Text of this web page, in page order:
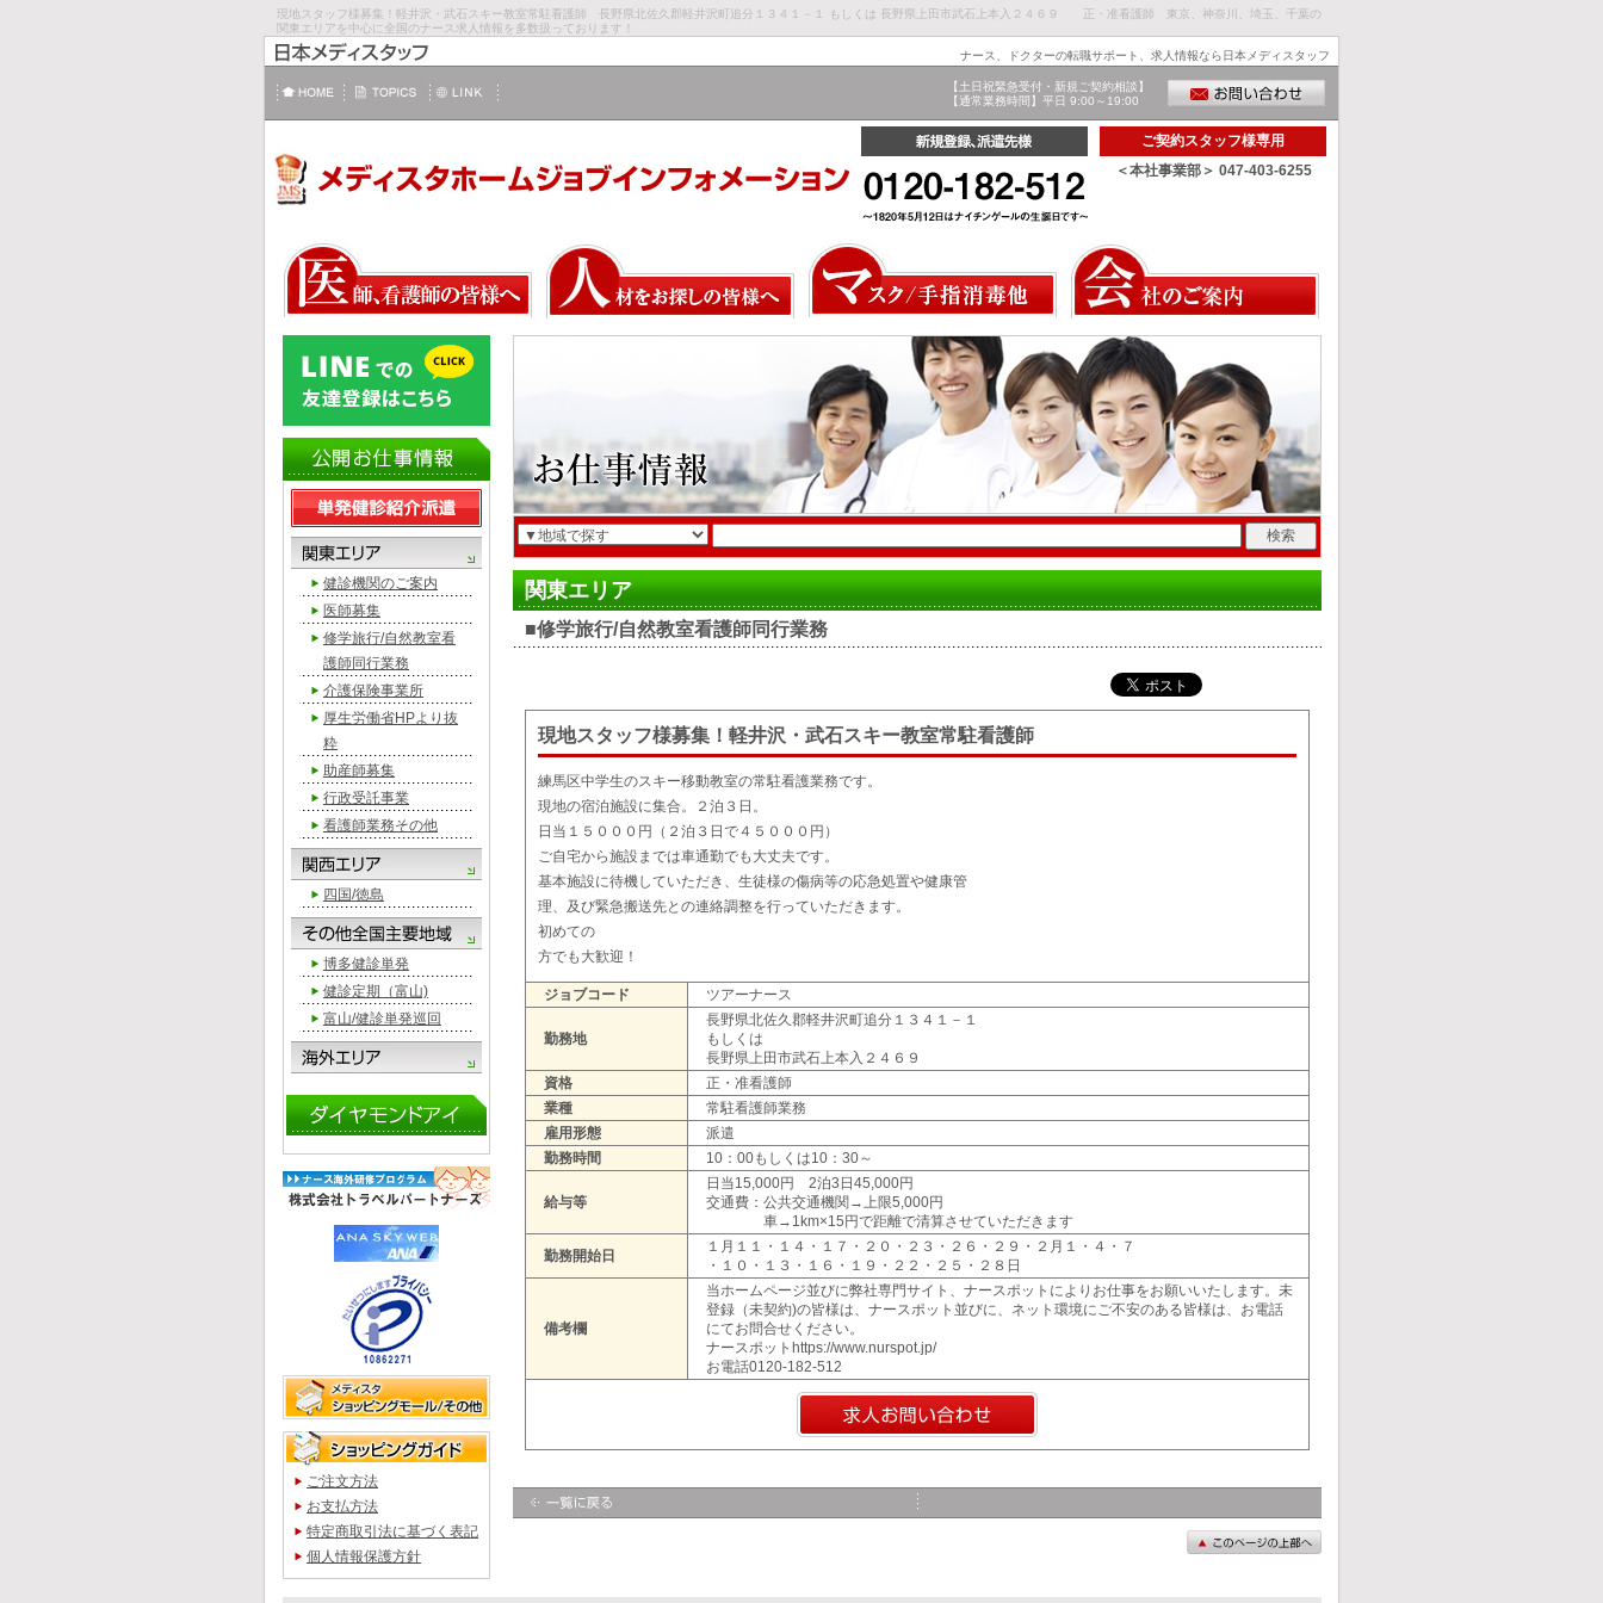
現地スタッフ様募集！軽井沢・武石スキー教室常駐看護師 長野県北佐久郡軽井沢町追分１３４１－１ もしくは 長野県上田市武石上本入２４６９ 正・准看護師 東京、神奈川、埼玉、千葉の
関東エリアを中心に全国のナース求人情報を多数扱っております！
ナース、ドクターの転職サポート、求人情報なら日本メディスタッフ
【土日祝緊急受付・新規ご契約相談】
【通常業務時間】平日 9:00～19:00
ご契約スタッフ様専用
＜本社事業部＞ 047-403-6255
関東エリア
■修学旅行/自然教室看護師同行業務
現地スタッフ様募集！軽井沢・武石スキー教室常駐看護師
練馬区中学生のスキー移動教室の常駐看護業務です。
現地の宿泊施設に集合。２泊３日。
日当１５０００円（２泊３日で４５０００円）
ご自宅から施設までは車通勤でも大丈夫です。
基本施設に待機していただき、生徒様の傷病等の応急処置や健康管
理、及び緊急搬送先との連絡調整を行っていただきます。
初めての
方でも大歓迎！
ジョブコード ツアーナース
勤務地
長野県北佐久郡軽井沢町追分１３４１－１
もしくは
長野県上田市武石上本入２４６９
資格
正・准看護師
業種
常駐看護師業務
雇用形態
派遣
勤務時間
10：00もしくは10：30～
給与等
日当15,000円 2泊3日45,000円
交通費：公共交通機関→上限5,000円
車→1km×15円で距離で清算させていただきます
勤務開始日
１月１１・１４・１７・２０・２３・２６・２９・２月１・４・７
・１０・１３・１６・１９・２２・２５・２８日
備考欄
当ホームページ並びに弊社専門サイト、ナースポットによりお仕事をお願いいたします。未
登録（未契約)の皆様は、ナースポット並びに、ネット環境にご不安のある皆様は、お電話
にてお問合せください。
ナースポットhttps://www.nurspot.jp/
お電話0120-182-512
健診機関のご案内
医師募集
修学旅行/自然教室看
護師同行業務
介護保険事業所
厚生労働省HPより抜
粋
助産師募集
行政受託事業
看護師業務その他
四国/徳島
博多健診単発
健診定期（富山)
富山/健診単発巡回
ご注文方法
お支払方法
特定商取引法に基づく表記
個人情報保護方針